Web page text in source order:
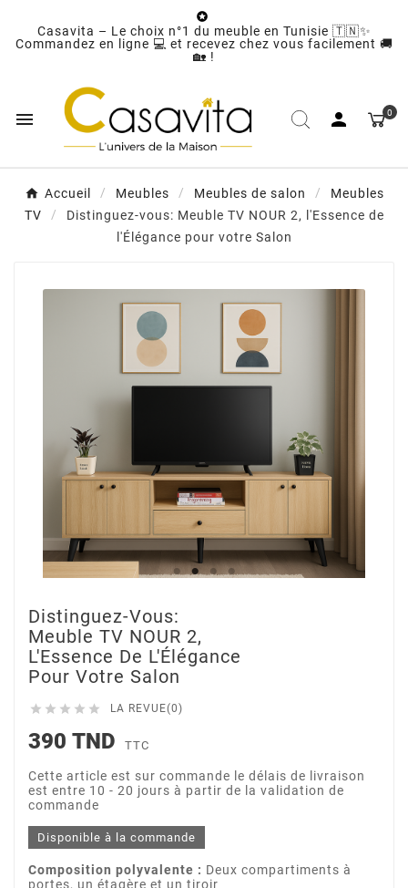

Casavita – Le choix n°1 du meuble en Tunisie 🇹🇳✨
Commandez en ligne 💻 et recevez chez vous facilement 🚚
🏡 !
  0
Accueil Meubles Meubles de salon
Meubles
TV
Distinguez-vous: Meuble TV NOUR 2, l'Essence de
l'Élégance pour votre Salon
Distinguez-Vous:
Meuble TV NOUR 2,
L'Essence De L'Élégance
Pour Votre Salon
     LA REVUE(0)
390 TND TTC
Cette article est sur commande le délais de livraison
est entre 10 - 20 jours à partir de la validation de
commande
Disponible à la commande
Composition polyvalente : Deux compartiments à
portes, un étagère et un tiroir